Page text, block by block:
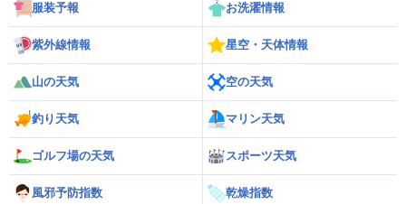
服装予報 お洗濯情報
紫外線情報 星空・天体情報
山の天気 空の天気
釣り天気 マリン天気
ゴルフ場の天気 スポーツ天気
風邪予防指数 乾燥指数